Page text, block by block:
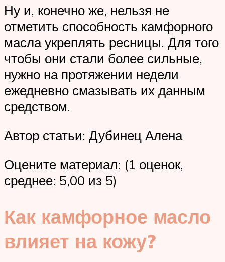
Ну и, конечно же, нельзя не
отметить способность камфорного
масла укреплять ресницы. Для того
чтобы они стали более сильные,
нужно на протяжении недели
ежедневно смазывать их данным
средством.
Автор статьи: Дубинец Алена
Оцените материал: (1 оценок,
среднее: 5,00 из 5)
Как камфорное масло
влияет на кожу?